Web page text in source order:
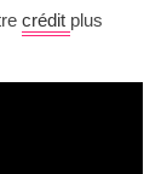
crédit plus